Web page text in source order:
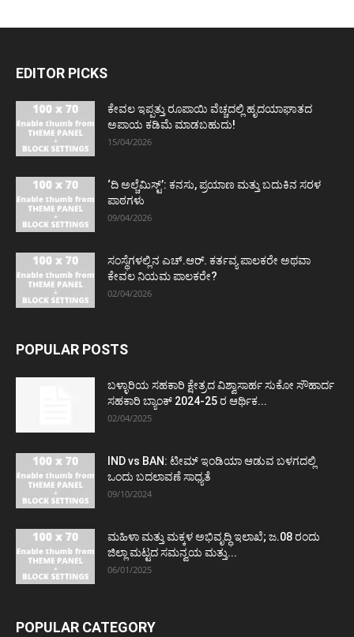
EDITOR PICKS
ಕೇವಲ ಇಪ್ಪತ್ತು ರೂಪಾಯಿ ವೆಚ್ಚದಲ್ಲಿ ಹೃದಯಾಘಾತದ
ಅಪಾಯ ಕಡಿಮೆ ಮಾಡಬಹುದು!
15/04/2026
‘ದಿ ಅಲ್ಚೆಮಿಸ್ಟ್’: ಕನಸು, ಪ್ರಯಾಣ ಮತ್ತು ಬದುಕಿನ ಸರಳ
ಪಾಠಗಳು
09/04/2026
ಸಂಸ್ಥೆಗಳಲ್ಲಿನ ಎಚ್.ಆರ್. ಕರ್ತವ್ಯ ಪಾಲಕರೇ ಅಥವಾ
ಕೇವಲ ನಿಯಮ ಪಾಲಕರೇ?
02/04/2026
POPULAR POSTS
ಬಳ್ಳಾರಿಯ ಸಹಕಾರಿ ಕ್ಷೇತ್ರದ ವಿಶ್ವಾಸಾರ್ಹ ಸುಕೋ ಸೌಹಾರ್ದ
ಸಹಕಾರಿ ಬ್ಯಾಂಕ್ 2024-25 ರ ಆರ್ಥಿಕ...
02/04/2025
IND vs BAN: ಟೀಮ್ ಇಂಡಿಯಾ ಆಡುವ ಬಳಗದಲ್ಲಿ
ಒಂದು ಬದಲಾವಣೆ ಸಾಧ್ಯತೆ
09/10/2024
ಮಹಿಳಾ ಮತ್ತು ಮಕ್ಕಳ ಅಭಿವೃದ್ಧಿ ಇಲಾಖೆ; ಜ.08 ರಂದು
ಜಿಲ್ಲಾ ಮಟ್ಟದ ಸಮನ್ವಯ ಮತ್ತು...
06/01/2025
POPULAR CATEGORY